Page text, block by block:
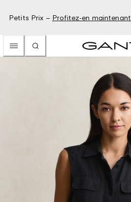
Petits Prix – Profitez-en maintenant